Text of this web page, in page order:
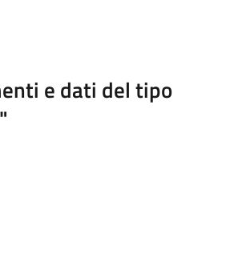
e dati del tipo